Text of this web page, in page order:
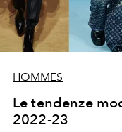
HOMMES
Le tendenze
2022-23